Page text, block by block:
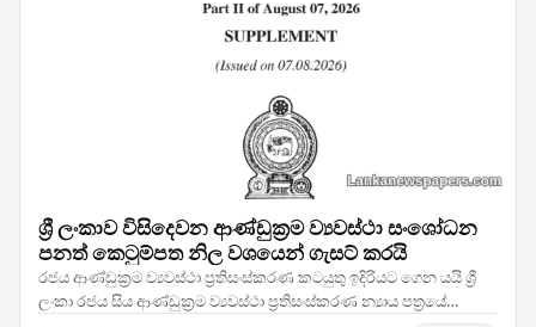
ශ්‍රී ලංකාව විසිදෙවන ආණ්ඩුක්‍රම ව්‍යවස්ථා සංශෝධන
පනත් කෙටුම්පත නිල වශයෙන් ගැසට් කරයි
රජය ආණ්ඩුක්‍රම ව්‍යවස්ථා ප්‍රතිසංස්කරණ කටයුතු ඉදිරියට ගෙන යයි ශ්‍රී
ලංකා රජය සිය ආණ්ඩුක්‍රම ව්‍යවස්ථා ප්‍රතිසංස්කරණ න්‍යාය පත්‍රයේ